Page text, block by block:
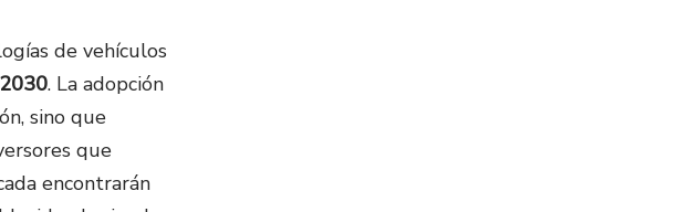
de vehículos
. La adopción
sino que
que
encontrarán